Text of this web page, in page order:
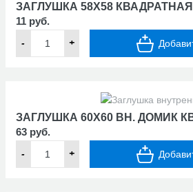
ЗАГЛУШКА 58Х58 КВАДРАТНАЯ
11 руб.
- +
ЗАГЛУШКА 60Х60 ВН. ДОМИК
63 руб.
- +